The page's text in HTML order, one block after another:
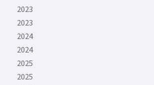
2023
2023
2024
2024
2025
2025